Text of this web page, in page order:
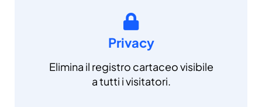
Privacy
Elimina il registro cartaceo visibile
a tutti i visitatori.